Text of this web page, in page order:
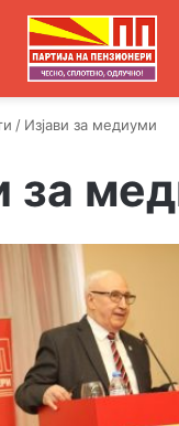
/ Изјави за медиуми
за